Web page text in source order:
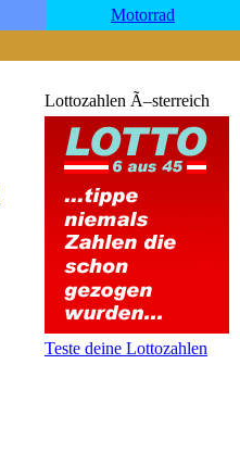
Motorrad
Lottozahlen Ã–sterreich
Teste deine Lottozahlen